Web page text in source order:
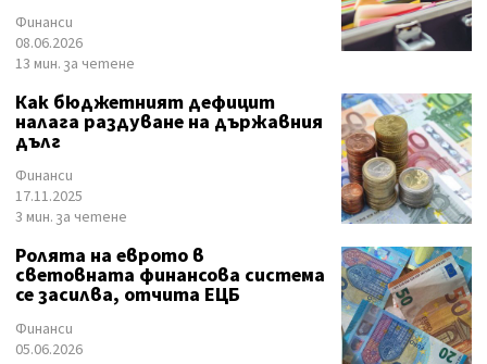
Финанси
08.06.2026
13 мин. за четене
Как бюджетният дефицит
налага раздуване на държавния
дълг
Финанси
17.11.2025
3 мин. за четене
Ролята на еврото в
световната финансова система
се засилва, отчита ЕЦБ
Финанси
05.06.2026